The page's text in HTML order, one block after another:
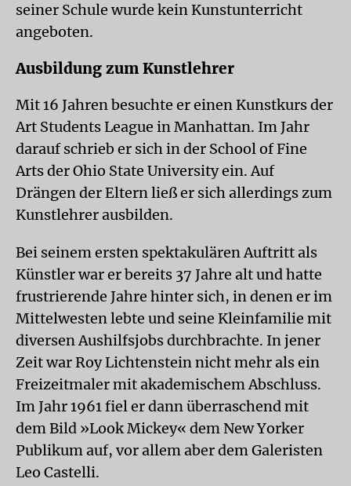
seiner Schule wurde kein Kunstunterricht
angeboten.
Ausbildung zum Kunstlehrer
Mit 16 Jahren besuchte er einen Kunstkurs der
Art Students League in Manhattan. Im Jahr
darauf schrieb er sich in der School of Fine
Arts der Ohio State University ein. Auf
Drängen der Eltern ließ er sich allerdings zum
Kunstlehrer ausbilden.
Bei seinem ersten spektakulären Auftritt als
Künstler war er bereits 37 Jahre alt und hatte
frustrierende Jahre hinter sich, in denen er im
Mittelwesten lebte und seine Kleinfamilie mit
diversen Aushilfsjobs durchbrachte. In jener
Zeit war Roy Lichtenstein nicht mehr als ein
Freizeitmaler mit akademischem Abschluss.
Im Jahr 1961 fiel er dann überraschend mit
dem Bild »Look Mickey« dem New Yorker
Publikum auf, vor allem aber dem Galeristen
Leo Castelli.